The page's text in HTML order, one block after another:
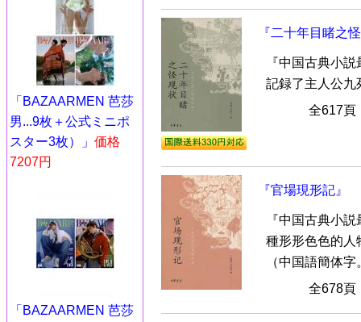
「BAZAARMEN 芭莎
男...9枚＋公式ミニポ
スター3枚）」 価格
7207円
「BAZAARMEN 芭莎
『二十年目睹之
『中国古典小
記録了主人公九
全617
『官場現形記』
『中国古典小
種形形色色的人
（中国語簡体字
全678